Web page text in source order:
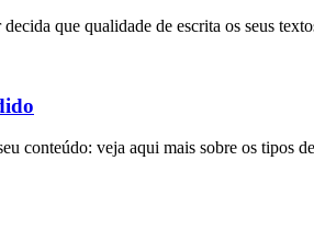
que qualidade de escrita os seus
conteúdo: veja aqui mais sobre os tipos